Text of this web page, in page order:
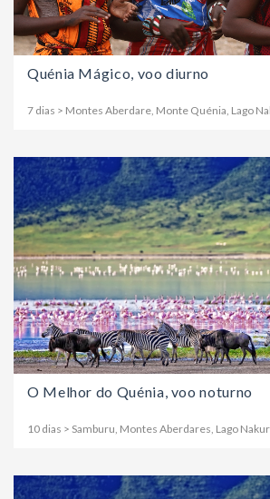
Quénia Mágico, voo diurno
7 dias > Montes Aberdare, Monte Quénia, Lago
O Melhor do Quénia, voo noturno
10 dias > Samburu, Montes Aberdares, Lago